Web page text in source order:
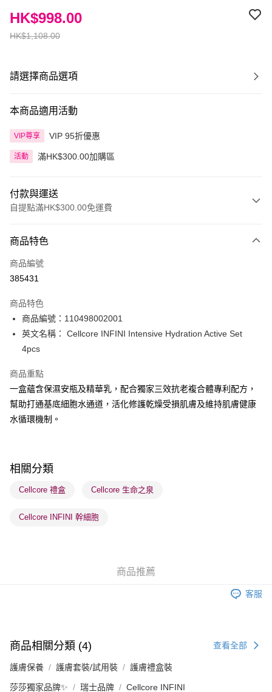
HK$1,108.00
HK$998.00
請選擇商品選項
本商品適用活動
VIP尊享 VIP 95折優惠
活動 滿HK$300.00加購區
付款與運送
自提點滿HK$300.00免運費
信用卡
Apple Pay
PayMe
WeChat Pay
送貨方式
順豐自助櫃 - 確認發貨後1-3個工作天送達
每筆HK$65.00，滿HK$300.00或以上免運費
每筆HK$65.00，滿HK$300.00或以上免運費
確認發貨後1-3 工作天送達，訂單將隨機分配至SF順豐速運或京東
每筆HK$65.00，滿HK$300.00或以上免運費
每筆HK$20.00，滿HK$100.00或以上免運費
(澳門門市) 只顯示可選門市。確認發貨後2-5個工作天到店，3天內
澳門地區配送 - 確認發貨後1-4個工作天送達 運費表
商品特色
商品編號
385431
商品特色
商品編號：110498002001
英文名稱： Cellcore INFINI Intensive Hydration Active Set
4pcs
商品重點
一盒蘊含保濕安瓶及精華乳，配合獨家三效抗老複合體專利配方，
幫助打通基底細胞水通道，活化修護乾燥受損肌膚及維持肌膚健康
水循環機制。
相關分類
Cellcore 禮盒 Cellcore 生命之泉
Cellcore INFINI 幹細胞
商品推薦
客服
商品相關分類 (4) 查看全部
護膚保養 護膚套裝/試用裝 護膚禮盒裝
莎莎獨家品牌✨ 瑞士品牌 Cellcore INFINI